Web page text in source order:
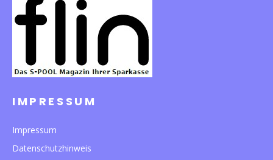
IMPRESSUM
Impressum
Datenschutzhinweis